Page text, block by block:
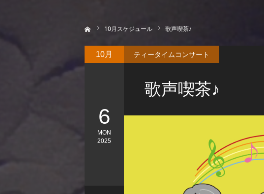
10月スケジュール 歌声喫茶♪
歌声喫茶♪
10月
6
MON
2025
ティータイムコンサート